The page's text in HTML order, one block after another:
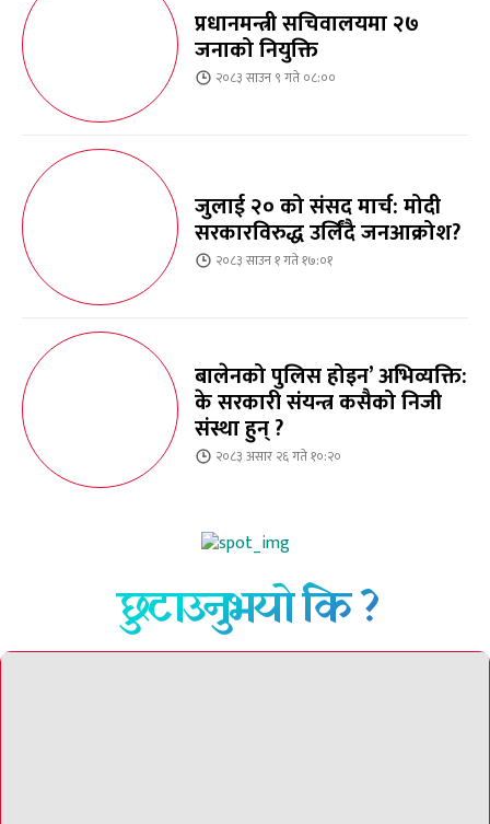
प्रधानमन्त्री सचिवालयमा २७
जनाको नियुक्ति
२०८३ साउन ९ गते ०८:००
जुलाई २० को संसद मार्च: मोदी
सरकारविरुद्ध उर्लिंदै जनआक्रोश?
२०८३ साउन १ गते १७:०१
बालेनको पुलिस होइन’ अभिव्यक्ति:
के सरकारी संयन्त्र कसैको निजी
संस्था हुन् ?
२०८३ असार २६ गते १०:२०
छुटाउनुभयो कि ?